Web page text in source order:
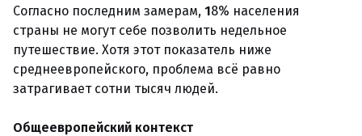
Согласно последним замерам, 18% населения
страны не могут себе позволить недельное
путешествие. Хотя этот показатель ниже
среднеевропейского, проблема всё равно
затрагивает сотни тысяч людей.
Общеевропейский контекст